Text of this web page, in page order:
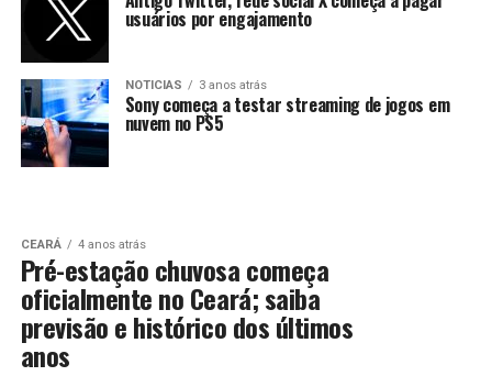
usuários por engajamento
NOTICIAS 3 anos atrás
Sony começa a testar streaming de jogos em
nuvem no PS5
CEARÁ 4 anos atrás
Pré-estação chuvosa começa
oficialmente no Ceará; saiba
previsão e histórico dos últimos
anos